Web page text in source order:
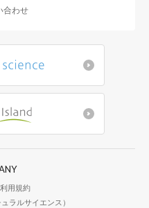
合わせ
利用規約
ラルサイエンス）